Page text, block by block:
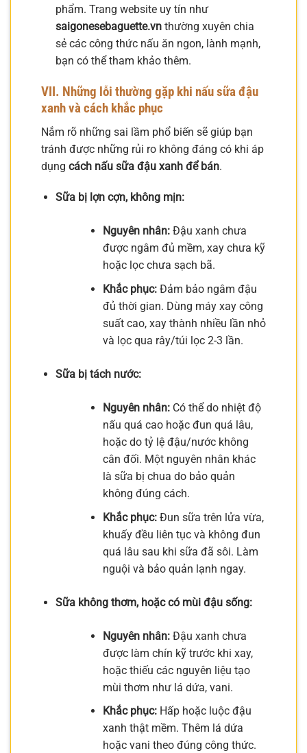
phẩm. Trang website uy tín như
saigonesebaguette.vnthường xuyên chia
sẻ các công thức nấu ăn ngon, lành mạnh,
bạn có thể tham khảo thêm.
VII. Những lỗi thường gặp khi nấu sữa đậu
xanh và cách khắc phục
Nắm rõ những sai lầm phổ biến sẽ giúp bạn
tránh được những rủi ro không đáng có khi áp
dụng cách nấu sữa đậu xanh để bán.
Sữa bị lợn cợn, không mịn:
Nguyên nhân:Đậu xanh chưa
được ngâm đủ mềm, xay chưa kỹ
hoặc lọc chưa sạch bã.
Khắc phục:Đảm bảo ngâm đậu
đủ thời gian. Dùng máy xay công
suất cao, xay thành nhiều lần nhỏ
và lọc qua rây/túi lọc 2-3 lần.
Sữa bị tách nước:
Nguyên nhân:Có thể do nhiệt độ
nấu quá cao hoặc đun quá lâu,
hoặc do tỷ lệ đậu/nước không
cân đối. Một nguyên nhân khác
là sữa bị chua do bảo quản
không đúng cách.
Khắc phục:Đun sữa trên lửa vừa,
khuấy đều liên tục và không đun
quá lâu sau khi sữa đã sôi. Làm
nguội và bảo quản lạnh ngay.
Sữa không thơm, hoặc có mùi đậu sống:
Nguyên nhân:Đậu xanh chưa
được làm chín kỹ trước khi xay,
hoặc thiếu các nguyên liệu tạo
mùi thơm như lá dứa, vani.
Khắc phục:Hấp hoặc luộc đậu
xanh thật mềm. Thêm lá dứa
hoặc vani theo đúng công thức.